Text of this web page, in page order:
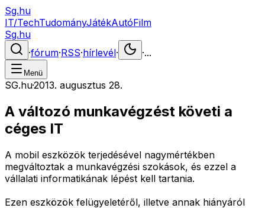
Sg.hu
IT/TechTudományJátékAutóFilm
Sg.hu
·fórum·RSS·hírlevél· ·...
Menü
SG.hu·2013. augusztus 28.
A változó munkavégzést követi a
céges IT
A mobil eszközök terjedésével nagymértékben
megváltoztak a munkavégzési szokások, és ezzel a
vállalati informatikának lépést kell tartania.
Ezen eszközök felügyeletéről, illetve annak hiányáról